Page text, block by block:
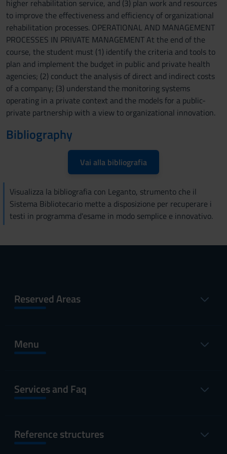
higher rehabilitation service, and (3) plan work and resources
to improve the effectiveness and efficiency of organizational
rehabilitation processes. OPERATIONAL AND MANAGEMENT
PROCESSES IN PRIVATE MANAGEMENT At the end of the
course, the student must (1) identify the criteria and tools to
plan and implement the budget in public and private health
agencies; (2) conduct the analysis of direct and indirect costs
of a company; (3) understand the monitoring systems
operating in a private context and the models for a public-
private partnership with a view to organizational innovation.
Bibliography
Vai alla bibliografia
Visualizza la bibliografia con Leganto, strumento che il
Sistema Bibliotecario mette a disposizione per recuperare i
testi in programma d'esame in modo semplice e innovativo.
Reserved Areas
Menu
Services and Faq
Reference structures